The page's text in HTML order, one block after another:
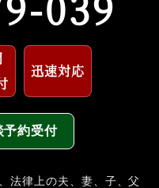
迅速対応
予約受付
法律上の夫、妻、子、父